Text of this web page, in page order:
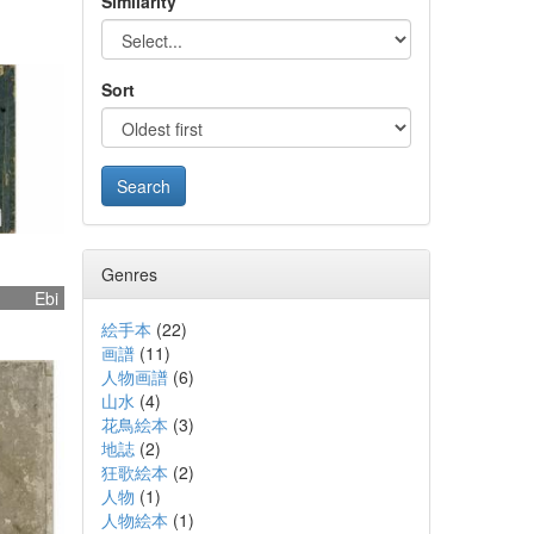
Sort
Genres
絵手本 (22)
画譜(11)
人物画譜(6)
山水(4)
花鳥絵本 (3)
地誌(2)
狂歌絵本 (2)
人物 (1)
人物絵本 (1)
Ebi